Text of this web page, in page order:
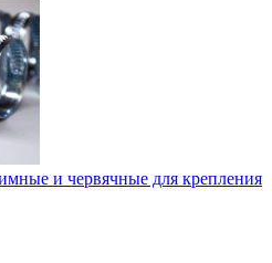
и червячные для крепления